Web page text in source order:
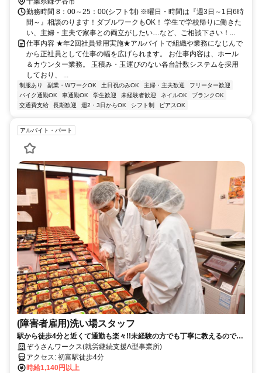
勤務時間 8：00～25：00(シフト制) ※曜日・時間は『週3日～1日6時
間～』相談のります！ダブルワークもOK！ 学生で学校帰りに働きた
い、主婦・主夫で家事との両立がしたい…など、ご相談下さい！...
仕事内容 ★年2回社員登用実施★アルバイトで組織や業務になじんで
から正社員として仕事の幅を広げられます。 お仕事内容は、ホール
＆カウンター業務。 玉積み・玉運びのない各台計数システムを採用
しており、 ...
制服あり 副業・WワークOK 土日祝のみOK 主婦・主夫歓迎
フリーター歓迎
バイク通勤OK
車通勤OK 学生歓迎 未経験者歓迎 ネイルOK
ブランクOK
交通費支給
長期歓迎 週2・3日からOK シフト制 ピアスOK
アルバイト・パート
(障害者雇用)洗い場スタッフ
駅から徒歩4分と近くて通勤も楽々!!未経験の方でも丁寧に教えるので、
安心です♪
ぞうさんワークス(就労継続支援A型事業所)
アクセス: 初富駅徒歩4分
時給1,140円以上